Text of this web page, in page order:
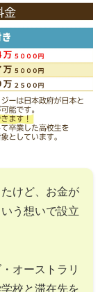
けど、お金が
う想いで設立
オーストラリ
校と滞在先を